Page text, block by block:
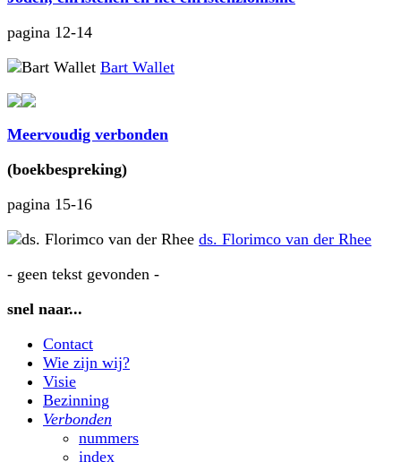
pagina 12-14
Bart Wallet
Meervoudig verbonden
(boekbespreking)
pagina 15-16
ds. Florimco van der Rhee
- geen tekst gevonden -
snel naar...
Contact
Wie zijn wij?
Visie
Bezinning
Verbonden
nummers
index